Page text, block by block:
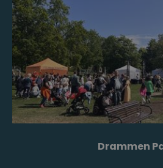
Drammen